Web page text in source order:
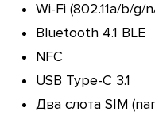
Wi-Fi (802.11a/b/g/
Bluetooth 4.1 BLE
NFC
USB Type-C 3.1
Два слота SIM